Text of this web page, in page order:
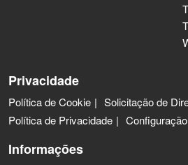
Privacidade
Política de Cookie
Solicitação de
Política de Privacidade
Informações